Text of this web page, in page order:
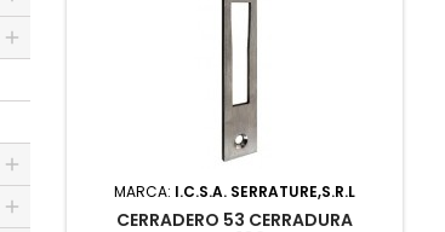
MARCA: I.C.S.A. SERRATURE,S.R.L
CERRADERO 53 CERRADURA